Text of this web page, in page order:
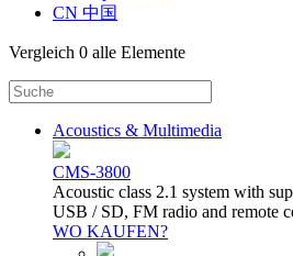
CN 中国
Vergleich 0 alle Elemente
Acoustics & Multimedia
CMS-3800
Acoustic class 2.1 system with
USB / SD, FM radio and remote
WO KAUFEN?